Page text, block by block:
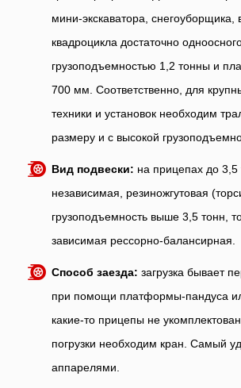
мини-экскаватора, снегоуборщика,
квадроцикла достаточно
грузоподъемностью 1,2 тонны и
700 мм. Соответственно, для
техники и установок необходим
размеру и с высокой
Вид подвески: на прицепах до 3,5
независимая, резиножгутовая
грузоподъемность выше 3,5 тонн,
зависимая рессорно-балансирная.
Способ заезда: загрузка бывает
при помощи платформы-пандуса
какие-то прицепы не
погрузки необходим кран. Самый
аппарелями.